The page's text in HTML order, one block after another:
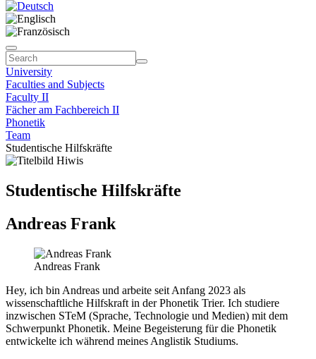
University
Faculties and Subjects
Faculty II
Fächer am Fachbereich II
Phonetik
Team
Studentische Hilfskräfte
Studentische Hilfskräfte
Andreas Frank
Andreas Frank
Hey, ich bin Andreas und arbeite seit Anfang 2023 als
wissenschaftliche Hilfskraft in der Phonetik Trier. Ich studiere
inzwischen STeM (Sprache, Technologie und Medien) mit dem
Schwerpunkt Phonetik. Meine Begeisterung für die Phonetik
entwickelte ich während meines Anglistik Studiums.